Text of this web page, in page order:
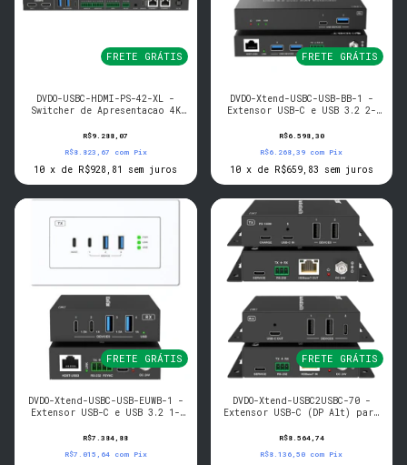
FRETE GRÁTIS
DVDO-USBC-HDMI-PS-42-XL -
Switcher de Apresentacao 4K
2 LAN
R$9.288,07
R$8.823,67
com Pix
10 x de R$928,81 sem juros
FRETE GRÁTIS
DVDO-Xtend-USBC-USB-BB-1 -
Extensor USB-C e USB 3.2 2-
R$6.598,30
R$6.268,39 com Pix
10 x de R$659,83 sem juros
FRETE GRÁTIS
DVDO-Xtend-USBC-USB-EUWB-1 -
Extensor USB-C e USB 3.2 1-
R$7.384,88
R$7.015,64 com Pix
FRETE GRÁTIS
DVDO-Xtend-USBC2USBC-70 -
Extensor USB-C (DP Alt) para
USB
R$8.564,74
R$8.136,50 com Pix